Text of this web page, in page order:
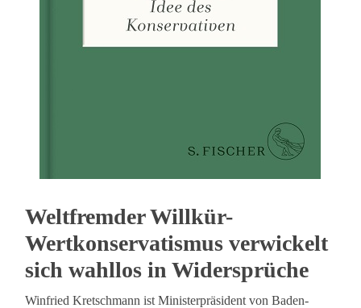
Weltfremder Willkür-
Wertkonservatismus verwickelt
sich wahllos in Widersprüche
Winfried Kretschmann ist Ministerpräsident von Baden-